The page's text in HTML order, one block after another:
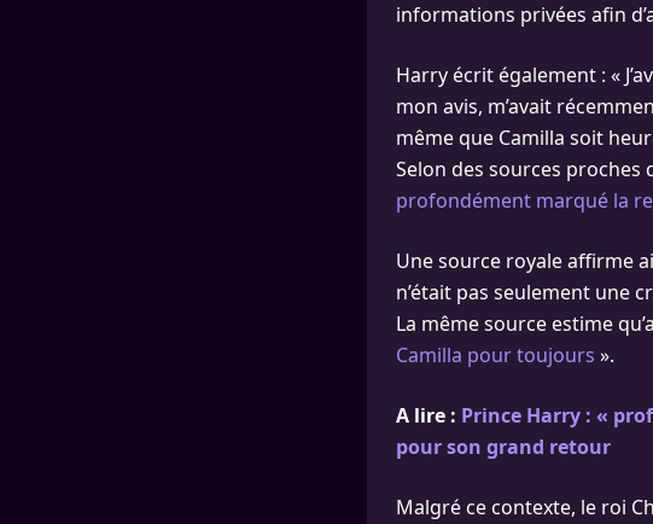
informations privées afin
Harry écrit également : «
mon avis, m’avait
même que Camilla soit
Selon des sources proches
profondément marqué la
Une source royale affirme
n’était pas seulement une
La même source estime
Camilla pour toujours ».
A lire : Prince Harry : «
pour son grand retour
Malgré ce contexte, le roi